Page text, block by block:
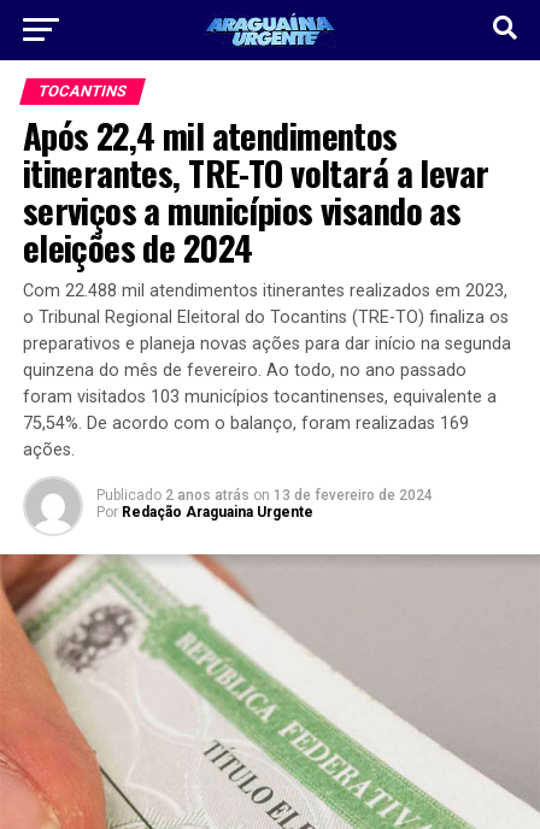
TOCANTINS
Após 22,4 mil atendimentos
itinerantes, TRE-TO voltará a levar
serviços a municípios visando as
eleições de 2024
Com 22.488 mil atendimentos itinerantes realizados em 2023,
o Tribunal Regional Eleitoral do Tocantins (TRE-TO) finaliza os
preparativos e planeja novas ações para dar início na segunda
quinzena do mês de fevereiro. Ao todo, no ano passado
foram visitados 103 municípios tocantinenses, equivalente a
75,54%. De acordo com o balanço, foram realizadas 169
ações.
Publicado 2 anos atrás on 13 de fevereiro de 2024
Por Redação Araguaina Urgente